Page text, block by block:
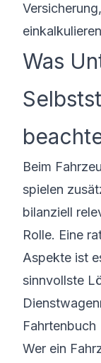
Was
Beim
spielen
bilanziell
Rolle. Eine
Aspekte ist
sinnvollste
Fahrtenbuch
Wer ein